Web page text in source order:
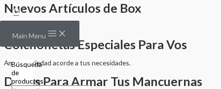
0
Main Menu
Búsqueda
de
productos
Nuevos Artículos de Box
Colchonetas Especiales Para Vos
Amplia variedad acorde a tus necesidades.
Discos Para Armar Tus Mancuernas